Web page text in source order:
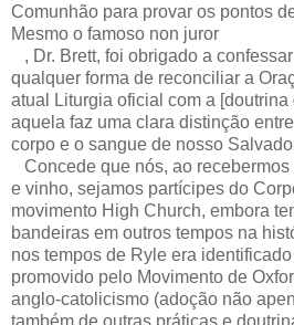
Comunhão para provar os pontos
Mesmo o famoso non juror
, Dr. Brett, foi obrigado a
qualquer forma de reconciliar a
atual Liturgia oficial com a
aquela faz uma clara distinção
corpo e o sangue de nosso
Concede que nós, ao
e vinho, sejamos partícipes do
movimento High Church, embora
bandeiras em outros tempos na
nos tempos de Ryle era
promovido pelo Movimento de
anglo-catolicismo (adoção não
também de outras práticas e